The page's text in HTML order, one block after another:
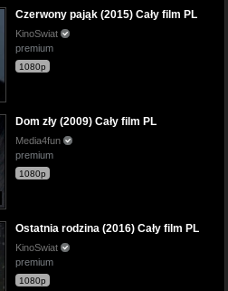
Czerwony pająk (2015) Cały film PL
KinoSwiat
premium
1080p
Dom zły (2009) Cały film PL
Media4fun
premium
1080p
Ostatnia rodzina (2016) Cały film PL
KinoSwiat
premium
1080p